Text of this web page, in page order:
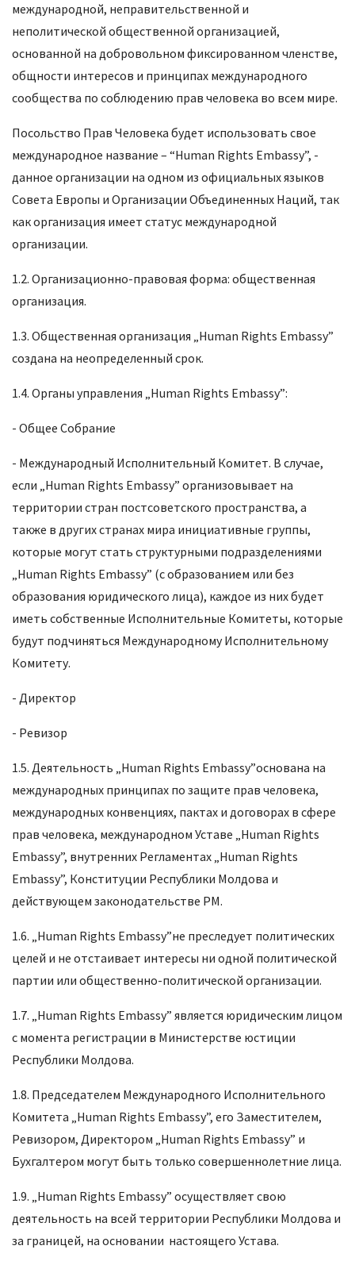
международной, неправительственной и
неполитической общественной организацией,
основанной на добровольном фиксированном членстве,
общности интересов и принципах международного
сообщества по соблюдению прав человека во всем мире.
Посольство Прав Человека будет использовать свое
международное название – “Human Rights Embassy”, -
данное организации на одном из официальных языков
Совета Европы и Организации Объединенных Наций, так
как организация имеет статус международной
организации.
1.2. Организационно-правовая форма: общественная
организация.
1.3. Общественная организация „Human Rights Embassy”
создана на неопределенный срок.
1.4. Органы управления „Human Rights Embassy”:
- Общее Собрание
- Международный Исполнительный Комитет. В случае,
если „Human Rights Embassy” организовывает на
территории стран постсоветского пространства, а
также в других странах мира инициативные группы,
которые могут стать структурными подразделениями
„Human Rights Embassy” (с образованием или без
образования юридического лица), каждое из них будет
иметь собственные Исполнительные Комитеты, которые
будут подчиняться Международному Исполнительному
Комитету.
- Директор
- Ревизор
1.5. Деятельность „Human Rights Embassy”основана на
международных принципах по защите прав человека,
международных конвенциях, пактах и договорах в сфере
прав человека, международном Уставе „Human Rights
Embassy”, внутренних Регламентах „Human Rights
Embassy”, Конституции Республики Молдова и
действующем законодательстве РМ.
1.6. „Human Rights Embassy”не преследует политических
целей и не отстаивает интересы ни одной политической
партии или общественно-политической организации.
1.7. „Human Rights Embassy” является юридическим лицом
с момента регистрации в Министерстве юстиции
Республики Молдова.
1.8. Председателем Международного Исполнительного
Комитета „Human Rights Embassy”, его Заместителем,
Ревизором, Директором „Human Rights Embassy” и
Бухгалтером могут быть только совершеннолетние лица.
1.9. „Human Rights Embassy” осуществляет свою
деятельность на всей территории Республики Молдова и
за границей, на основании настоящего Устава.